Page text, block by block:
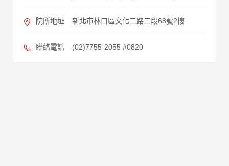
院所地址 新北市林口區文化二路二段68號2樓
聯絡電話 (02)7755-2055 #0820